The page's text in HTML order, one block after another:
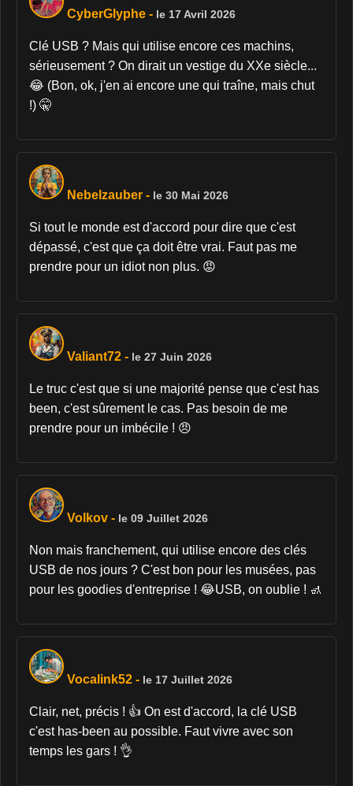
CyberGlyphe - le 17 Avril 2026
Clé USB ? Mais qui utilise encore ces machins,
sérieusement ? On dirait un vestige du XXe siècle...
😂 (Bon, ok, j'en ai encore une qui traîne, mais chut
!) 🤫
Nebelzauber - le 30 Mai 2026
Si tout le monde est d'accord pour dire que c'est
dépassé, c'est que ça doit être vrai. Faut pas me
prendre pour un idiot non plus. 😡
Valiant72 - le 27 Juin 2026
Le truc c'est que si une majorité pense que c'est has
been, c'est sûrement le cas. Pas besoin de me
prendre pour un imbécile ! 😠
Volkov - le 09 Juillet 2026
Non mais franchement, qui utilise encore des clés
USB de nos jours ? C'est bon pour les musées, pas
pour les goodies d'entreprise ! 😂USB, on oublie ! 🚮
Vocalink52 - le 17 Juillet 2026
Clair, net, précis ! 👍 On est d'accord, la clé USB
c'est has-been au possible. Faut vivre avec son
temps les gars ! 👌